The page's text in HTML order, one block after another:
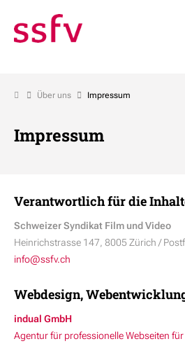
Über uns Impressum
Impressum
Verantwortlich für die
Schweizer Syndikat Film und Video
Heinrichstrasse 147, 8005 Zürich /
info@ssfv.ch
Webdesign,
indual GmbH
Agentur für professionelle Webseiten